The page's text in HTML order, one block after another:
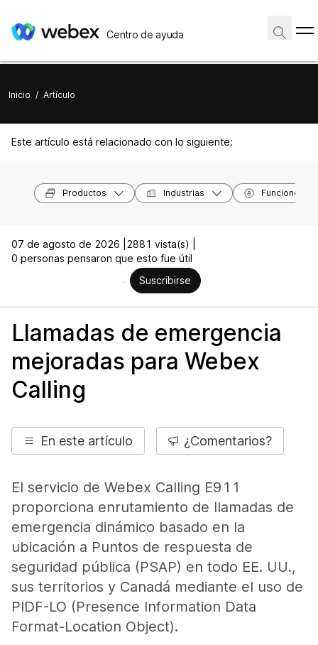
Centro de ayuda
Inicio / Artículo
Este artículo está relacionado con lo siguiente:
Productos Industrias Funciones
07 de agosto de 2026 |
2881 vista(s) |
0 personas pensaron que esto fue útil
Suscribirse
Llamadas de emergencia
mejoradas para Webex
Calling
En este artículo ¿Comentarios?
El servicio de Webex Calling E911
proporciona enrutamiento de llamadas de
emergencia dinámico basado en la
ubicación a Puntos de respuesta de
seguridad pública (PSAP) en todo EE. UU.,
sus territorios y Canadá mediante el uso de
PIDF-LO (Presence Information Data
Format-Location Object).